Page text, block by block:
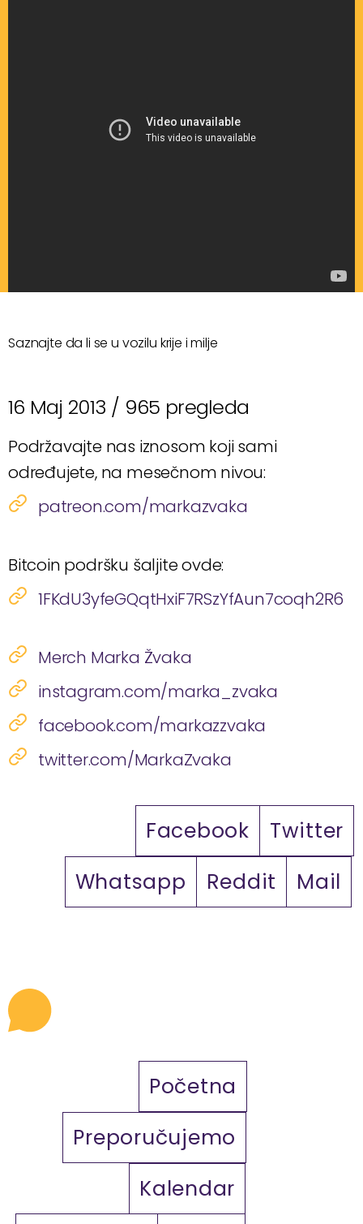
Saznajte da li se u vozilu krije i milje
16 Maj 2013 / 965 pregleda
Podržavajte nas iznosom koji sami
određujete, na mesečnom nivou:
patreon.com/markazvaka
Bitcoin podršku šaljite ovde:
1FKdU3yfeGQqtHxiF7RSzYfAun7coqh2R6
Merch Marka Žvaka
instagram.com/marka_zvaka
facebook.com/markazzvaka
twitter.com/MarkaZvaka
Facebook
Twitter
Whatsapp
Reddit Mail
Početna
Preporučujemo
Kalendar